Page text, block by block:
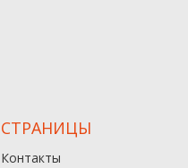
СТРАНИЦЫ
Контакты